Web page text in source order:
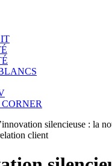
silencieuse : la
client